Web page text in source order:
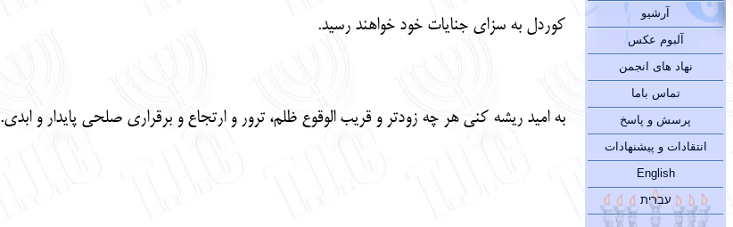
آرشیو
آلبوم عکس
نهاد های انجمن
تماس باما
پرسش و پاسخ
انتقادات و پیشنهادات
English
עברית
کوردل به سزای جنایات خود خواهند رسید.
به امید ریشه کنی هر چه زودتر و قریب الوقوع ظلم، ترور و ارتجاع و برقراری صلحی پایدار و ابدی.